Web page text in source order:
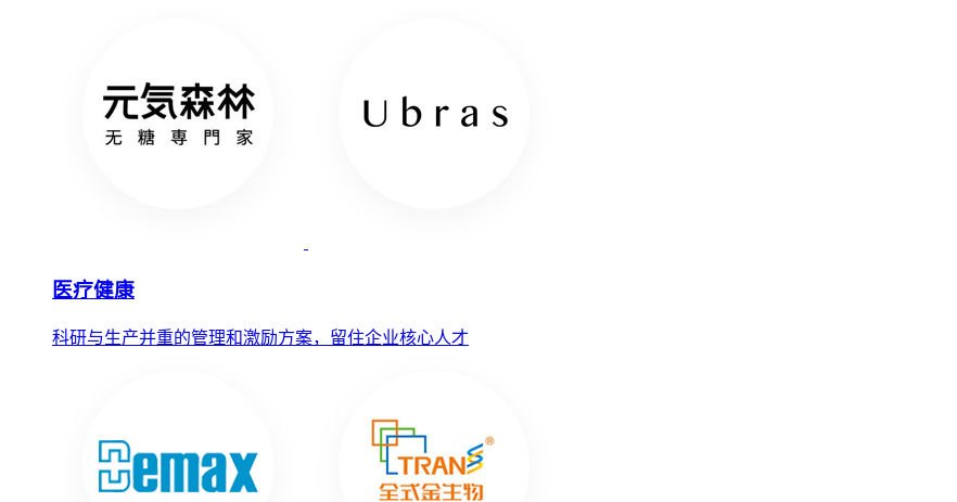
医疗健康
科研与生产并重的管理和激励方案，留住企业核心人才